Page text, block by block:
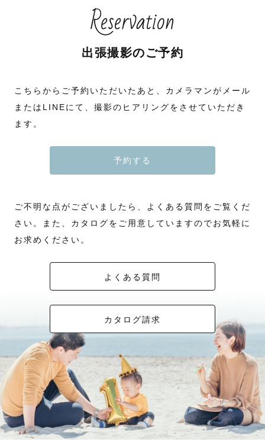
Reservation
出張撮影のご予約
こちらからご予約いただいたあと、カメラマンがメール
またはLINEにて、撮影のヒアリングをさせていただき
ます。
予約する
ご不明な点がございましたら、よくある質問をご覧くだ
さい。また、カタログをご用意していますのでお気軽に
お求めください。
よくある質問
カタログ請求